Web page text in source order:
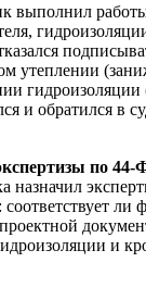
выполнил
утеплении
гидроизоляции
и обратился в
по 44-
назначил
ли
проектной
и